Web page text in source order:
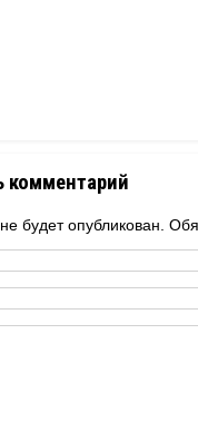
комментарий
будет опубликован.